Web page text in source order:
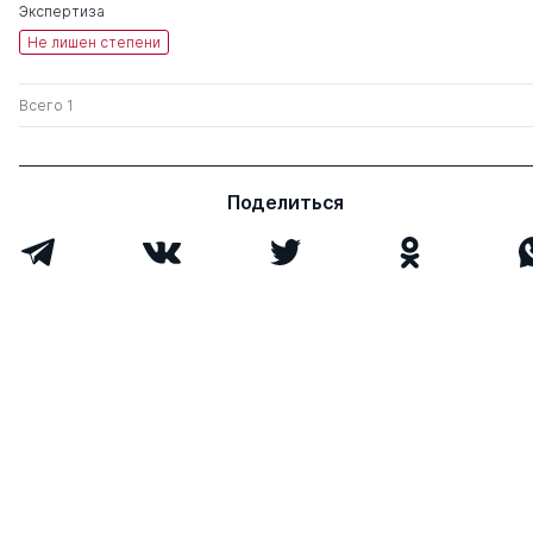
Экспертиза
Не лишен степени
Всего 1
Поделиться